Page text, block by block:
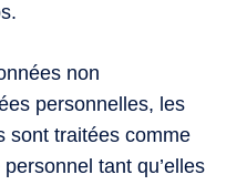
non
personnelles, les
sont traitées comme
tant qu’elles